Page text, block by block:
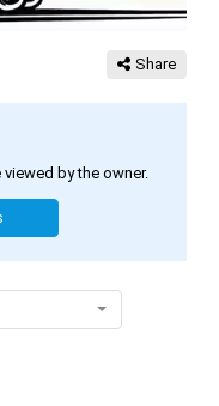
Share
by the owner.